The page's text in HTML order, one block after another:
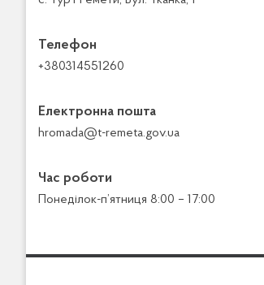
Телефон
+380314551260
Електронна пошта
hromada@t-remeta.gov.ua
Час роботи
Понеділок-п’ятниця 8:00 – 17:00